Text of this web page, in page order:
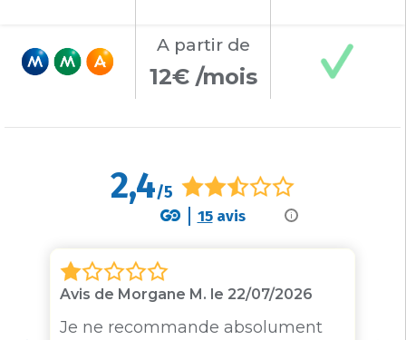
A partir de
12€ /mois
i
2,4/5
15avis
Avis de Morgane M. le 22/07/2026
Je ne recommande absolument